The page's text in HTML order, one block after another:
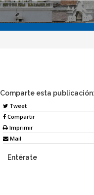
Comparte esta publicación:
Tweet
Compartir
Imprimir
Mail
Entérate